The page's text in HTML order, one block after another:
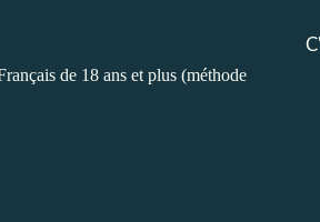
de 18 ans et plus (méthode